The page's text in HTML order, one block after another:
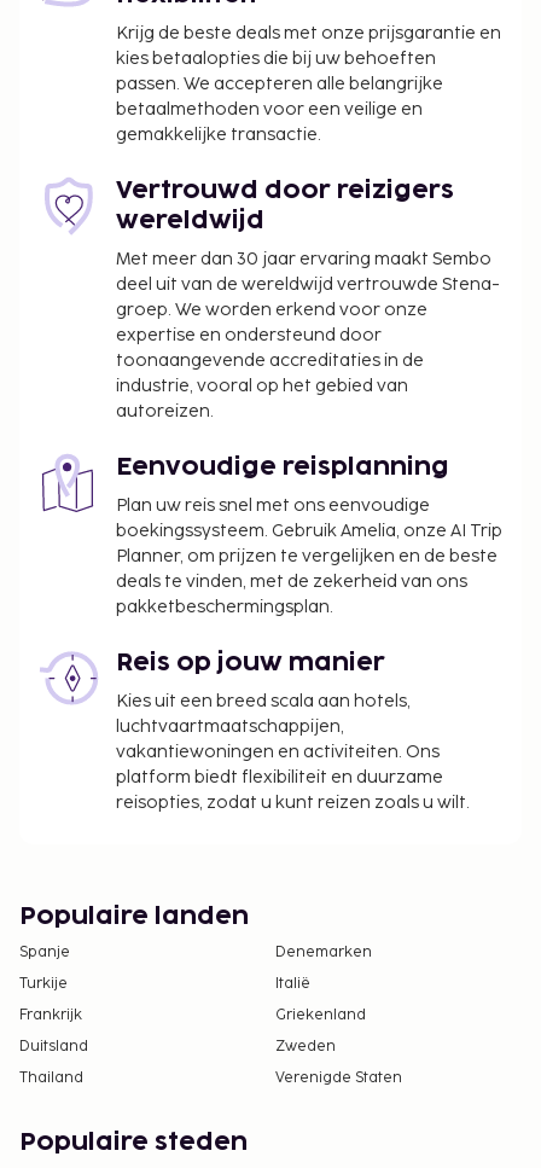
Ouders of wettelijke voogden die reizen met
kinderen van jonger dan 18 jaar dienen bij het
inchecken de geboorteakte en een
identiteitsbewijs met foto (bijvoorbeeld een
paspoort) te overhandigen. Als er bij
internationale reizen naar Brazilië slechts één
van de ouders met een kind reist, dan dient hij
of zij, naast de geboorteakte en een
identiteitsbewijs met foto, een notarieel
bekrachtigde brief te overhandigen waarin
toestemming gegeven wordt door de andere
ouder. Als de ouders of de wettelijke voogd niet
in staat of niet bereid zijn om deze
toestemming te presenteren, dan is er een
kinderen naar Brazilië reizen dienen voor
vertrek met het Braziliaanse consulaat te
overleggen voor meer informatie.
Krijg de beste deals met onze prijsgarantie en
kies betaalopties die bij uw behoeften
passen. We accepteren alle belangrijke
betaalmethoden voor een veilige en
gemakkelijke transactie.
Vertrouwd door reizigers
wereldwijd
Met meer dan 30 jaar ervaring maakt Sembo
deel uit van de wereldwijd vertrouwde Stena-
groep. We worden erkend voor onze
expertise en ondersteund door
toonaangevende accreditaties in de
industrie, vooral op het gebied van
autoreizen.
Eenvoudige reisplanning
Plan uw reis snel met ons eenvoudige
boekingssysteem. Gebruik Amelia, onze AI Trip
Planner, om prijzen te vergelijken en de beste
deals te vinden, met de zekerheid van ons
pakketbeschermingsplan.
Reis op jouw manier
Kies uit een breed scala aan hotels,
luchtvaartmaatschappijen,
vakantiewoningen en activiteiten. Ons
platform biedt flexibiliteit en duurzame
reisopties, zodat u kunt reizen zoals u wilt.
Populaire landen
Spanje
Denemarken
Turkije
Italië
Frankrijk
Griekenland
Duitsland
Zweden
Thailand
Verenigde Staten
Populaire steden